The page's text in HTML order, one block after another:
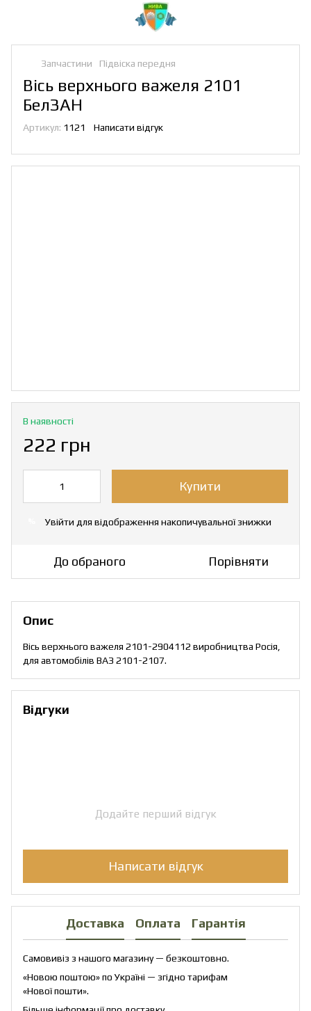
Запчастини Підвіска передня
Вісь верхнього важеля 2101
БелЗАН
Артикул: 1121 Написати відгук
В наявності
222 грн
Купити
Увійти для відображення накопичувальної знижки
До обраного Порівняти
Опис
Вісь верхнього важеля 2101-2904112 виробництва Росія,
для автомобілів ВАЗ 2101-2107.
Відгуки
Додайте перший відгук
Написати відгук
Доставка Оплата Гарантія
Самовивіз з нашого магазину — безкоштовно.
«Новою поштою» по Україні — згідно тарифам
«Нової пошти».